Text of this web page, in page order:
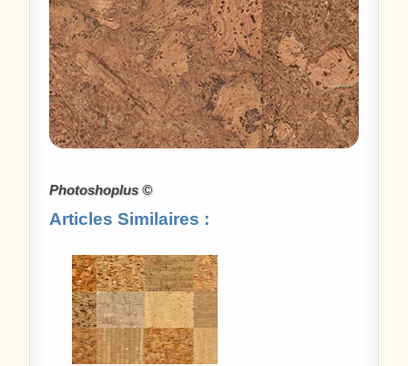
Photoshoplus ©
Articles Similaires :